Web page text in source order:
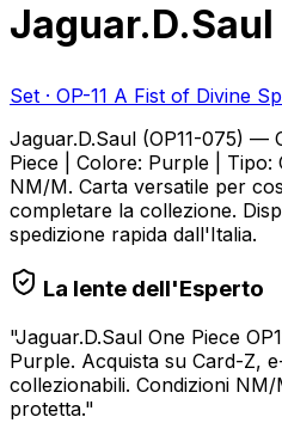
Jaguar.D.Saul
Set · OP-11 A Fist of Divine
Jaguar.D.Saul (OP11-075) —
Piece | Colore: Purple | Tipo:
NM/M. Carta versatile per
completare la collezione.
spedizione rapida dall'Italia.
La lente dell'Esperto
"Jaguar.D.Saul One Piece
Purple. Acquista su Card-Z,
collezionabili. Condizioni
protetta."